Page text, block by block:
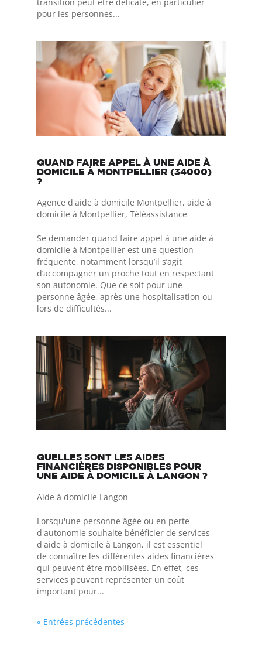
pour les personnes...
QUAND FAIRE APPEL À UNE AIDE À
DOMICILE À MONTPELLIER (34000)
?
Agence d'aide à domicile Montpellier, aide à
domicile à Montpellier, Téléassistance
Se demander quand faire appel à une aide à
domicile à Montpellier est une question
fréquente, notamment lorsqu’il s’agit
d’accompagner un proche tout en respectant
son autonomie. Que ce soit pour une
personne âgée, après une hospitalisation ou
lors de difficultés...
QUELLES SONT LES AIDES
FINANCIÈRES DISPONIBLES POUR
UNE AIDE À DOMICILE À LANGON ?
Aide à domicile Langon
Lorsqu'une personne âgée ou en perte
d'autonomie souhaite bénéficier de services
d'aide à domicile à Langon, il est essentiel
de connaître les différentes aides financières
qui peuvent être mobilisées. En effet, ces
services peuvent représenter un coût
important pour...
« Entrées précédentes